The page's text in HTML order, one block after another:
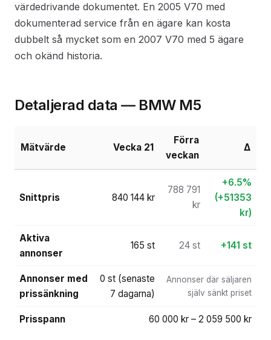
värdedrivande dokumentet. En 2005 V70 med
dokumenterad service från en ägare kan kosta
dubbelt så mycket som en 2007 V70 med 5 ägare
och okänd historia.
Detaljerad data — BMW M5
Mätvärde Vecka 21
Förra
veckan
Δ
Snittpris 840 144 kr
788 791
kr
+6.5%
(+51353
kr)
Aktiva
annonser
165 st 24 st +141 st
Annonser med
prissänkning
0 st (senaste
7 dagarna)
Annonser där säljaren
själv sänkt priset
Prisspann 60 000 kr – 2 059 500 kr